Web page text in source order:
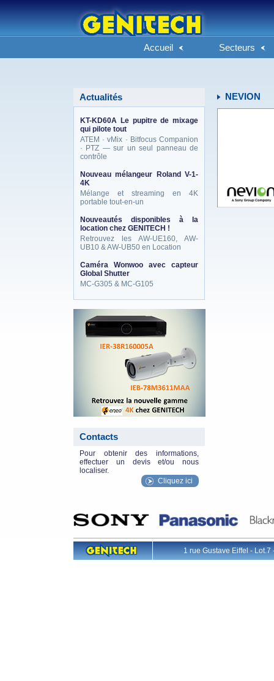
Accueil Secteurs
Actualités
KT-KD60A Le pupitre de mixage
qui pilote tout
ATEM · vMix · Bitfocus Companion
· PTZ — sur un seul panneau de
contrôle
Nouveau mélangeur Roland V-1-
4K
Mélange et streaming en 4K
portable tout-en-un
Nouveautés disponibles à la
location chez GENITECH !
Retrouvez les AW-UE160, AW-
UB10 & AW-UB50 en Location
Caméra Wonwoo avec capteur
Global Shutter
MC-G305 & MC-G105
Contacts
Pour obtenir des informations,
effectuer un devis et/ou nous
localiser.
Cliquez ici
NEVION
1 rue Gustave Eiffel -